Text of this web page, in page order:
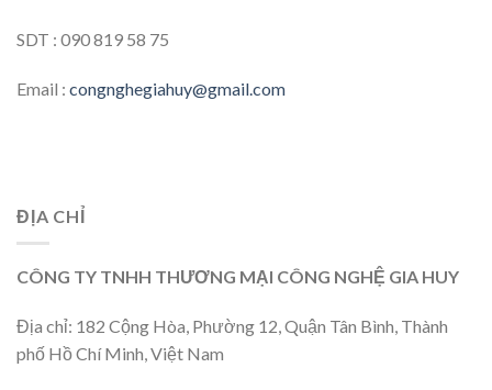
SDT : 090 819 58 75
Email : congnghegiahuy@gmail.com
ĐỊA CHỈ
CÔNG TY TNHH THƯƠNG MẠI CÔNG NGHỆ GIA HUY
Địa chỉ: 182 Cộng Hòa, Phường 12, Quận Tân Bình, Thành
phố Hồ Chí Minh, Việt Nam